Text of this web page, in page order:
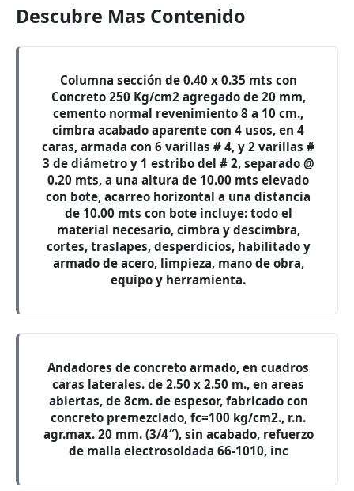
Descubre Mas Contenido
Columna sección de 0.40 x 0.35 mts con
Concreto 250 Kg/cm2 agregado de 20 mm,
cemento normal revenimiento 8 a 10 cm.,
cimbra acabado aparente con 4 usos, en 4
caras, armada con 6 varillas # 4, y 2 varillas #
3 de diámetro y 1 estribo del # 2, separado @
0.20 mts, a una altura de 10.00 mts elevado
con bote, acarreo horizontal a una distancia
de 10.00 mts con bote incluye: todo el
material necesario, cimbra y descimbra,
cortes, traslapes, desperdicios, habilitado y
armado de acero, limpieza, mano de obra,
equipo y herramienta.
Andadores de concreto armado, en cuadros
caras laterales. de 2.50 x 2.50 m., en areas
abiertas, de 8cm. de espesor, fabricado con
concreto premezclado, fc=100 kg/cm2., r.n.
agr.max. 20 mm. (3/4″), sin acabado, refuerzo
de malla electrosoldada 66-1010, inc